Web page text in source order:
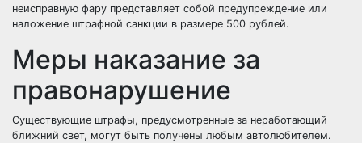
неисправную фару представляет собой предупреждение или
наложение штрафной санкции в размере 500 рублей.
Меры наказание за
правонарушение
Существующие штрафы, предусмотренные за неработающий
ближний свет, могут быть получены любым автолюбителем.